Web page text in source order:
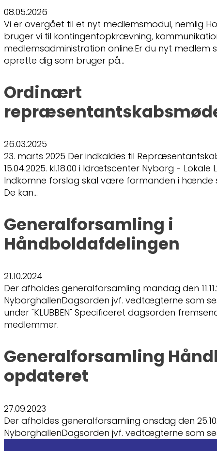
08.05.2026
Vi er overgået til et nyt medlemsmodul, nemlig
bruger vi til kontingentopkrævning,
medlemsadministration online.Er du nyt medlem
oprette dig som bruger på…
Ordinært
26.03.2025
23. marts 2025 Der indkaldes til
15.04.2025. kl.18.00 i Idrætscenter Nyborg -
Indkomne forslag skal være formanden i hænde
De kan…
Generalforsamling i
Håndboldafdelingen
21.10.2024
Der afholdes generalforsamling mandag den
NyborghallenDagsorden jvf. vedtægterne som
under "KLUBBEN" Specificeret dagsorden
medlemmer.
Generalforsamling
opdateret
27.09.2023
Der afholdes generalforsamling onsdag den
NyborghallenDagsorden jvf. vedtægterne som